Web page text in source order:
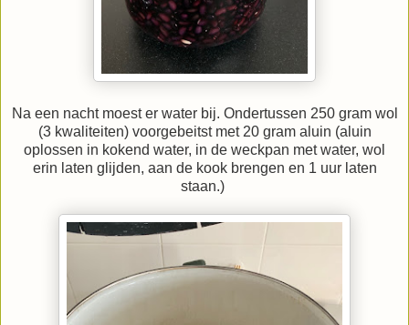
Na een nacht moest er water bij. Ondertussen 250 gram wol
(3 kwaliteiten) voorgebeitst met 20 gram aluin (aluin
oplossen in kokend water, in de weckpan met water, wol
erin laten glijden, aan de kook brengen en 1 uur laten
staan.)